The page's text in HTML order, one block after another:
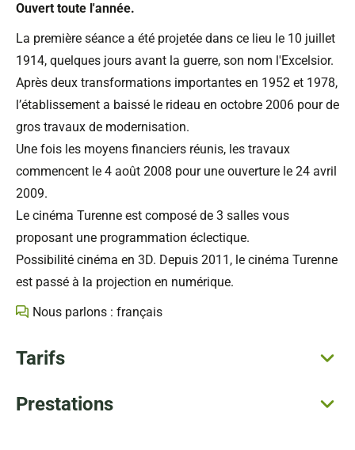
Ouvert toute l'année.
La première séance a été projetée dans ce lieu le 10 juillet
1914, quelques jours avant la guerre, son nom l'Excelsior.
Après deux transformations importantes en 1952 et 1978,
l’établissement a baissé le rideau en octobre 2006 pour de
gros travaux de modernisation.
Une fois les moyens financiers réunis, les travaux
commencent le 4 août 2008 pour une ouverture le 24 avril
2009.
Le cinéma Turenne est composé de 3 salles vous
proposant une programmation éclectique.
Possibilité cinéma en 3D. Depuis 2011, le cinéma Turenne
est passé à la projection en numérique.
Nous parlons : français
Tarifs
Prestations